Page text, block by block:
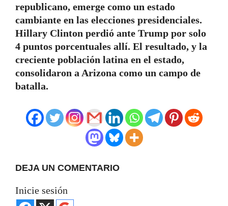
republicano, emerge como un estado
cambiante en las elecciones presidenciales.
Hillary Clinton perdió ante Trump por solo
4 puntos porcentuales allí. El resultado, y la
creciente población latina en el estado,
consolidaron a Arizona como un campo de
batalla.
DEJA UN COMENTARIO
Inicie sesión